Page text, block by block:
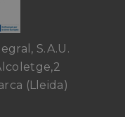
S.A.U.
(Lleida)